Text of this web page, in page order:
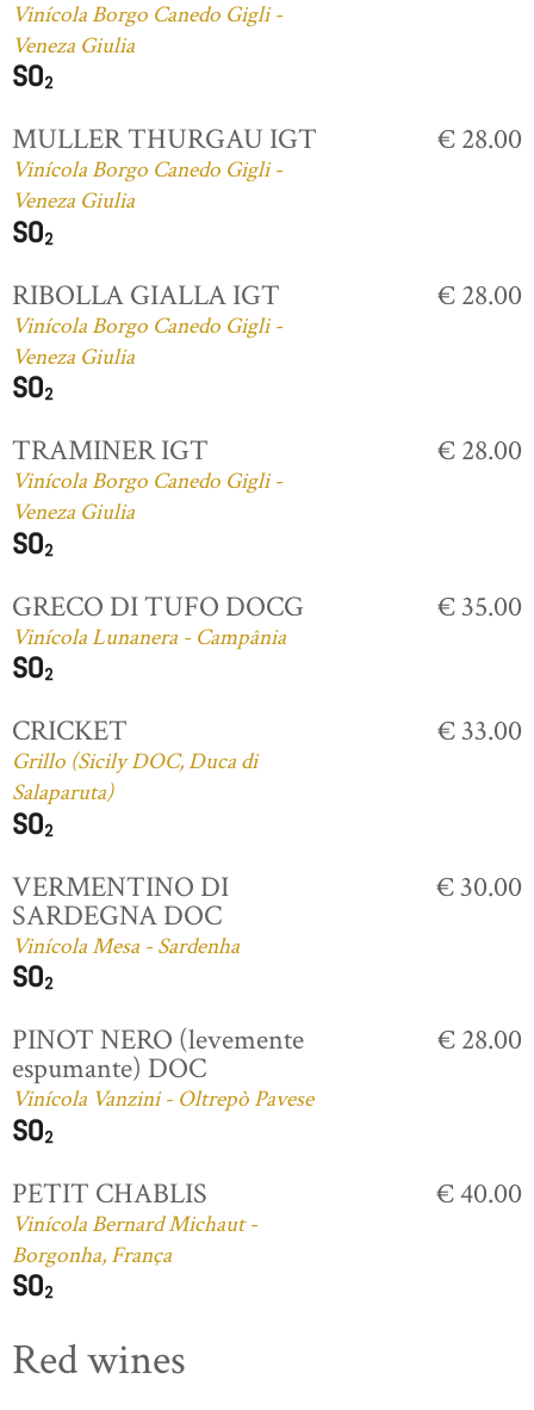
Vinícola Borgo Canedo Gigli -
Veneza Giulia
MULLER THURGAU IGT
Vinícola Borgo Canedo Gigli -
Veneza Giulia
€ 28.00
RIBOLLA GIALLA IGT
Vinícola Borgo Canedo Gigli -
Veneza Giulia
€ 28.00
TRAMINER IGT
Vinícola Borgo Canedo Gigli -
Veneza Giulia
€ 28.00
GRECO DI TUFO DOCG
Vinícola Lunanera - Campânia
€ 35.00
CRICKET
Grillo (Sicily DOC, Duca di
Salaparuta)
€ 33.00
VERMENTINO DI
SARDEGNA DOC
Vinícola Mesa - Sardenha
€ 30.00
PINOT NERO (levemente
espumante) DOC
Vinícola Vanzini - Oltrepò Pavese
€ 28.00
PETIT CHABLIS
Vinícola Bernard Michaut -
Borgonha, França
€ 40.00
Red wines